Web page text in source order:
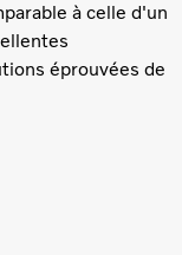
à celle d'un
éprouvées de